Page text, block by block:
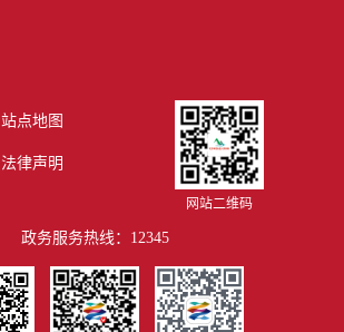
站点地图
法律声明
网站二维码
政务服务热线：12345